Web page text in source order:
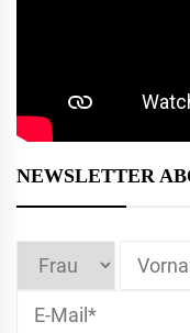
NEWSLETTER